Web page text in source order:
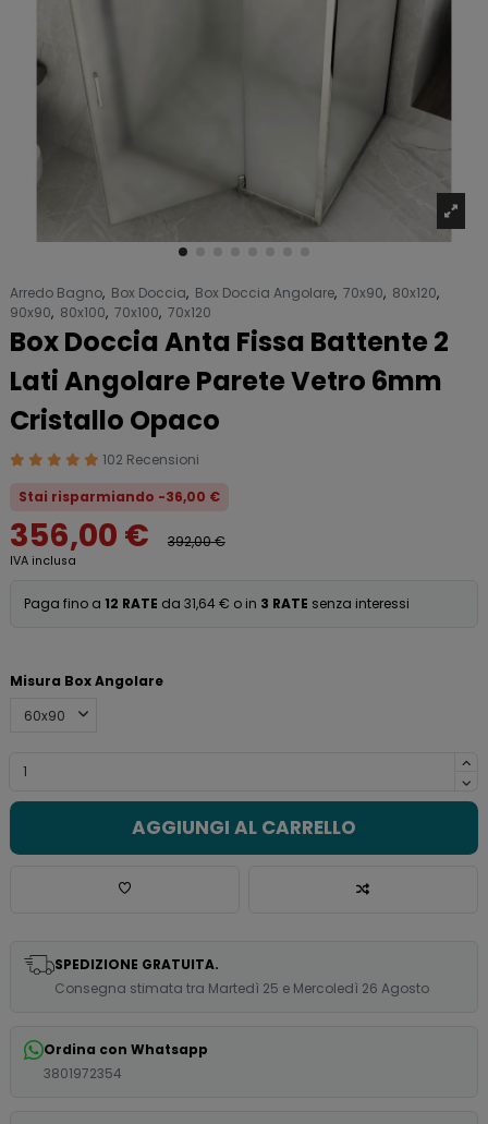
Arredo Bagno, Box Doccia, Box Doccia Angolare, 70x90, 80x120,
90x90, 80x100, 70x100, 70x120
Box Doccia Anta Fissa Battente 2
Lati Angolare Parete Vetro 6mm
Cristallo Opaco
102 Recensioni
Stai risparmiando -36,00 €
356,00 € 392,00 €
IVA inclusa
Paga fino a 12 RATE da 31,64 € o in 3 RATE senza interessi
Misura Box Angolare
AGGIUNGI AL CARRELLO
SPEDIZIONE GRATUITA.
Consegna stimata tra Martedì 25 e Mercoledì 26 Agosto
Ordina con Whatsapp
3801972354